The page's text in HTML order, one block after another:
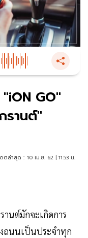
GO"
านต์"
ตล่าสุด : 10 เม.ย. 62 | 11:53 น.
านต์มักจะเกิดการ
ถนนเป็นประจำทุก